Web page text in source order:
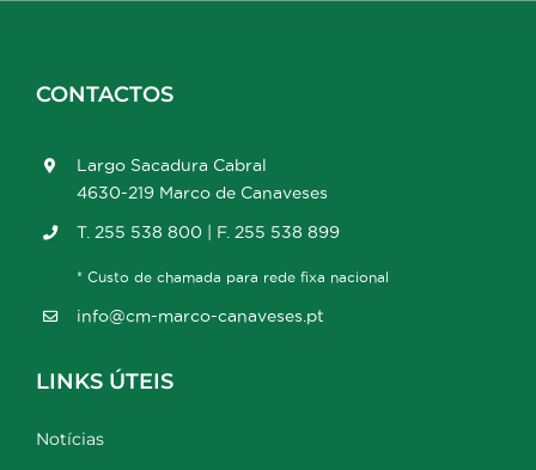
CONTACTOS
Largo Sacadura Cabral
4630-219 Marco de Canaveses
T. 255 538 800 | F. 255 538 899
* Custo de chamada para rede fixa nacional
info@cm-marco-canaveses.pt
LINKS ÚTEIS
Notícias